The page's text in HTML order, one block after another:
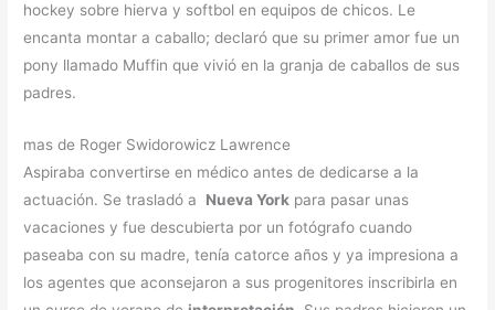
hockey sobre hierva y softbol en equipos de chicos. Le
encanta montar a caballo; declaró que su primer amor fue un
pony llamado Muffin que vivió en la granja de caballos de sus
padres.
mas de Roger Swidorowicz Lawrence
Aspiraba convertirse en médico antes de dedicarse a la
actuación. Se trasladó a Nueva York para pasar unas
vacaciones y fue descubierta por un fotógrafo cuando
paseaba con su madre, tenía catorce años y ya impresiona a
los agentes que aconsejaron a sus progenitores inscribirla en